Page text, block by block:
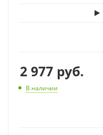
2 977 руб.
В наличии